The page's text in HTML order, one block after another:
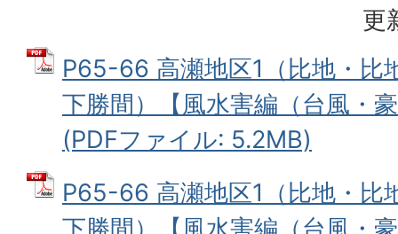
更
P65-66 高瀬地区1（比地・比
下勝間）【風水害編（台風・
(PDFファイル: 5.2MB)
P65-66 高瀬地区1（比地・比